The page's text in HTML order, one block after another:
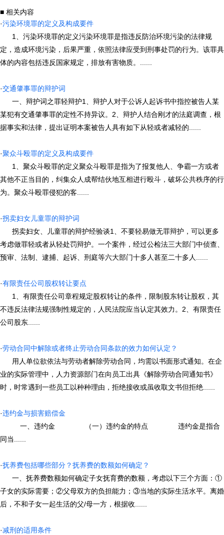
■ 相关内容
·污染环境罪的定义及构成要件
1、污染环境罪的定义污染环境罪是指违反防治环境污染的法律规
定，造成环境污染，后果严重，依照法律应受到刑事处罚的行为。该罪具
体的内容包括违反国家规定，排放有害物质。......
·交通肇事罪的辩护词
一、辩护词之罪轻辩护1、辩护人对于公诉人起诉书中指控被告人某
某犯有交通肇事罪的定性不持异议。2、辩护人结合刚才的法庭调查，根
据事实和法律，提出证明本案被告人具有如下从轻或者减轻的......
·聚众斗殴罪的定义及构成要件
1、聚众斗殴罪的定义聚众斗殴罪是指为了报复他人、争霸一方或者
其他不正当目的，纠集众人成帮结伙地互相进行殴斗，破坏公共秩序的行
为。聚众斗殴罪侵犯的客......
·拐卖妇女儿童罪的辩护词
拐卖妇女、儿童罪的辩护经验谈1、不要轻易做无罪辩护，可以更多
考虑做罪轻或者从轻处罚辩护。一个案件，经过公检法三大部门中侦查、
预审、法制、逮捕、起诉、刑庭等六大部门十多人甚至二十多人......
·有限责任公司股权转让要点
1、有限责任公司章程规定股权转让的条件，限制股东转让股权，其
不违反法律法规强制性规定的，人民法院应当认定其效力。2、有限责任
公司股东......
·劳动合同中解除或者终止劳动合同条款的效力如何认定？
用人单位欲依法与劳动者解除劳动合同，均需以书面形式通知。在企
业的实际管理中，人力资源部门在向员工出具《解除劳动合同通知书》
时，时常遇到一些员工以种种理由，拒绝接收或虽收取文书但拒绝......
·违约金与损害赔偿金
一、违约金 （一）违约金的特点 违约金是指合
同当......
·抚养费包括哪些部分？抚养费的数额如何确定？
一、抚养费数额如何确定子女抚育费的数额，考虑以下三个方面：①
子女的实际需要；②父母双方的负担能力；③当地的实际生活水平。离婚
后，不和子女一起生活的父/母一方，根据收......
·减刑的适用条件